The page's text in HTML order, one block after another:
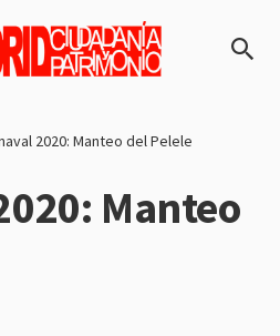
2020: Manteo del Pelele
Manteo